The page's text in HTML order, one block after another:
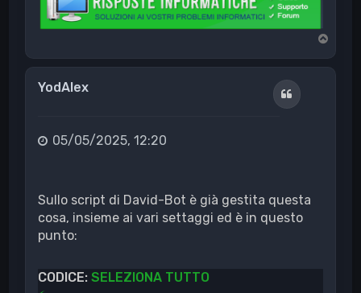
o
p
YodAlex
Cita
05/05/2025, 12:20
Sullo script di David-Bot è già gestita questa
cosa, insieme ai vari settaggi ed è in questo
punto:
CODICE:SELEZIONA TUTTO